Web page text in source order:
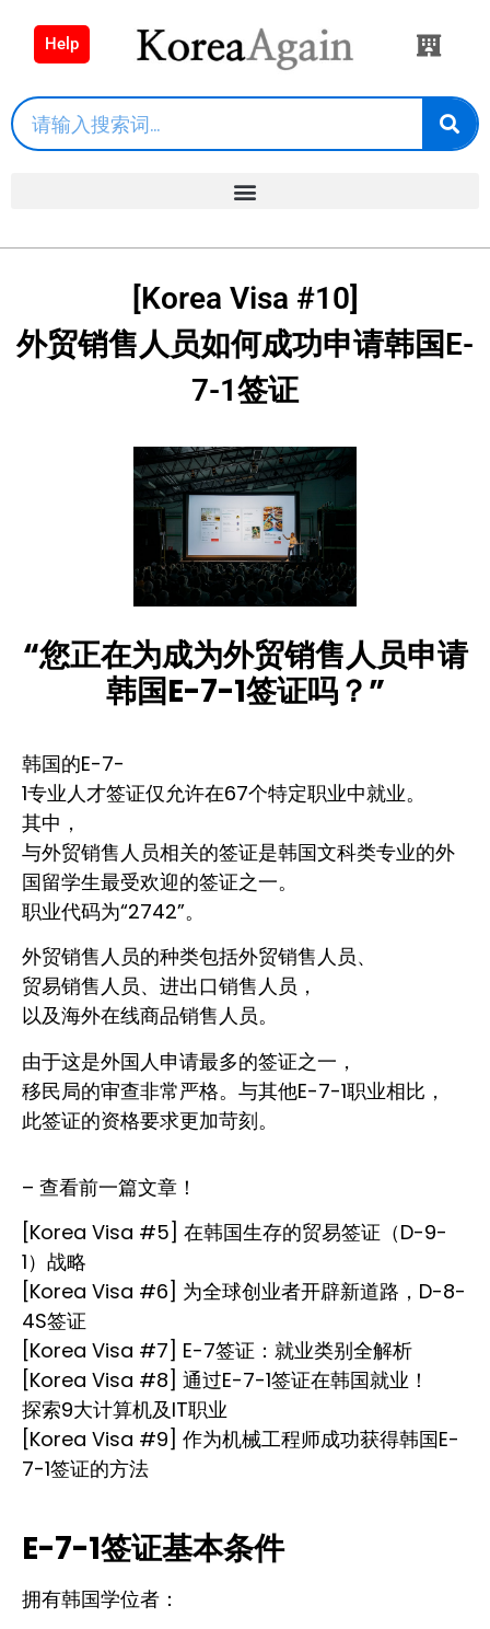
Help
[Korea Visa #10]
外贸销售人员如何成功申请韩国E-
7-1签证
“您正在为成为外贸销售人员申请
韩国E-7-1签证吗？”
韩国的E-7-
1专业人才签证仅允许在67个特定职业中就业。
其中，
与外贸销售人员相关的签证是韩国文科类专业的外
国留学生最受欢迎的签证之一。
职业代码为“2742”。
外贸销售人员的种类包括外贸销售人员、
贸易销售人员、进出口销售人员，
以及海外在线商品销售人员。
由于这是外国人申请最多的签证之一，
移民局的审查非常严格。与其他E-7-1职业相比，
此签证的资格要求更加苛刻。
– 查看前一篇文章！
[Korea Visa #5] 在韩国生存的贸易签证（D-9-
1）战略
[Korea Visa #6] 为全球创业者开辟新道路，D-8-
4S签证
[Korea Visa #7] E-7签证：就业类别全解析
[Korea Visa #8] 通过E-7-1签证在韩国就业！
探索9大计算机及IT职业
[Korea Visa #9] 作为机械工程师成功获得韩国E-
7-1签证的方法
E-7-1签证基本条件
拥有韩国学位者：